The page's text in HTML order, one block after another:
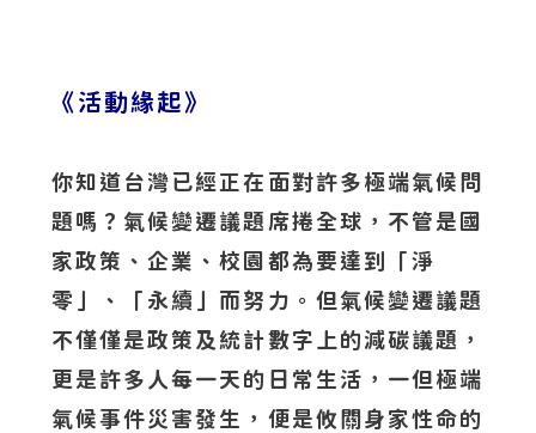
《活動緣起》
你知道台灣已經正在面對許多極端氣候問
題嗎？氣候變遷議題席捲全球，不管是國
家政策、企業、校園都為要達到「淨
零」、「永續」而努力。但氣候變遷議題
不僅僅是政策及統計數字上的減碳議題，
更是許多人每一天的日常生活，一但極端
氣候事件災害發生，便是攸關身家性命的